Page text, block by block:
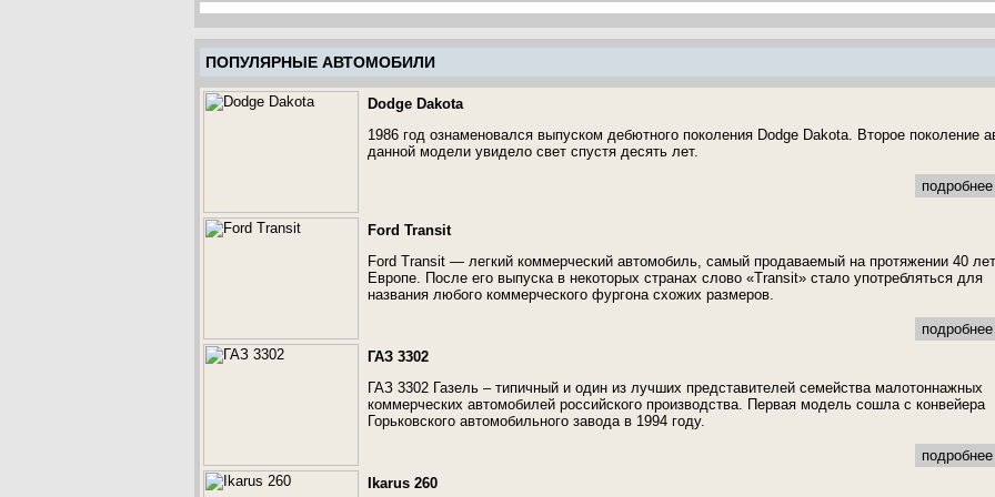
ПОПУЛЯРНЫЕ АВТОМОБИЛИ
Dodge Dakota
1986 год ознаменовался выпуском дебютного поколения Dodge Dakota. Второе поколение
данной модели увидело свет спустя десять лет.
Ford Transit
Ford Transit — легкий коммерческий автомобиль, самый продаваемый на протяжении 40
Европе. После его выпуска в некоторых странах слово «Transit» стало употребляться для
названия любого коммерческого фургона схожих размеров.
ГАЗ 3302
ГАЗ 3302 Газель – типичный и один из лучших представителей семейства малотоннажных
коммерческих автомобилей российского производства. Первая модель сошла с конвейера
Горьковского автомобильного завода в 1994 году.
Ikarus 260